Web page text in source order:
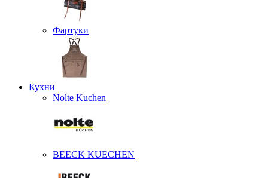
Фартуки
Кухни
Nolte Kuchen
BEECK KUECHEN